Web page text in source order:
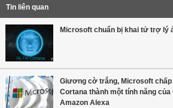
Tin liên quan
Microsoft chuẩn bị khai tử trợ lý
Giương cờ trắng, Microsoft
Cortana thành một tính năng
Amazon Alexa